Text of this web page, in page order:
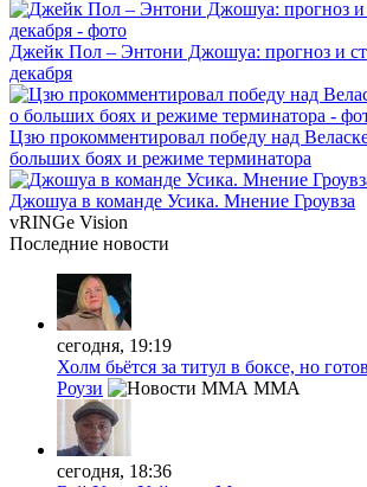
Джейк Пол – Энтони Джошуа: прогноз и
декабря
Цзю прокомментировал победу над
больших боях и режиме терминатора
Джошуа в команде Усика. Мнение Гроувза
vRINGe Vision
Последние новости
сегодня, 19:19
Холм бьётся за титул в боксе, но
Роузи
MMA
сегодня, 18:36